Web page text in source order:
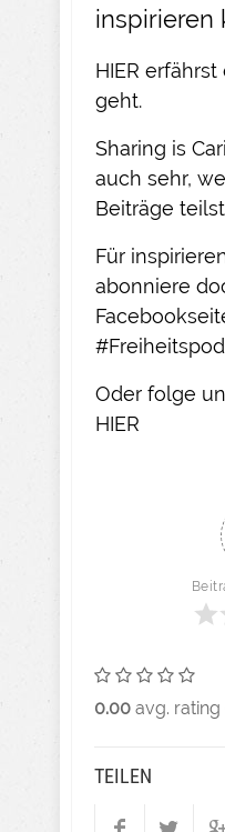
inspirieren
HIER erfährst
geht.​
Sharing is
auch sehr,
Beiträge
Für
abonniere
Oder folge
HIER​
0.00 avg. rating
TEILEN